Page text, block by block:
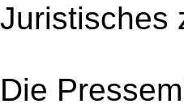
Juristisches
Die